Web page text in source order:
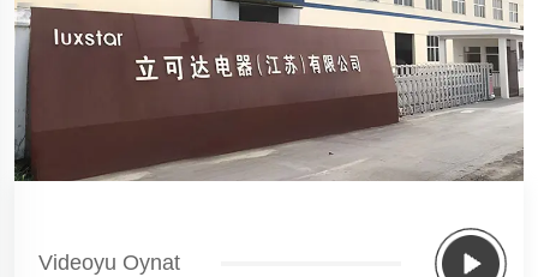
Videoyu Oynat